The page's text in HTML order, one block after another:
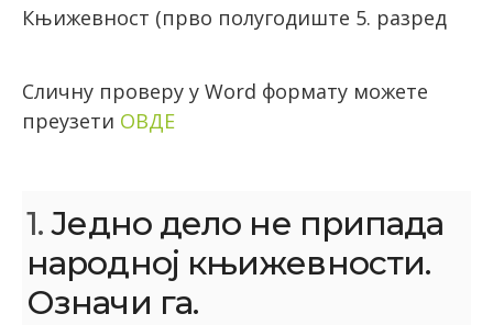
Књижевност (прво полугодиште 5. разред
Сличну проверу у Word формату можете
преузети ОВДЕ
1.Једно дело не припада
народној књижевности.
Означи га.